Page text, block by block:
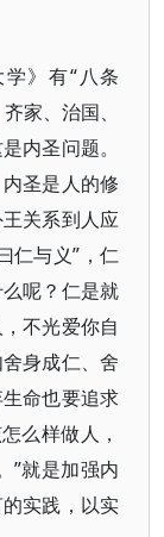
》有“八条
家、治国、
内圣问题。
圣是人的修
关系到人应
仁与义”，仁
呢？仁是就
不光爱你自
身成仁、舍
命也要追求
么样做人，
”就是加强内
实践，以实